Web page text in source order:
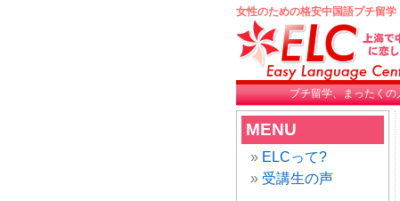
女性のための格安中国語プチ留
プチ留学、まったく
MENU
ELCって?
受講生の声